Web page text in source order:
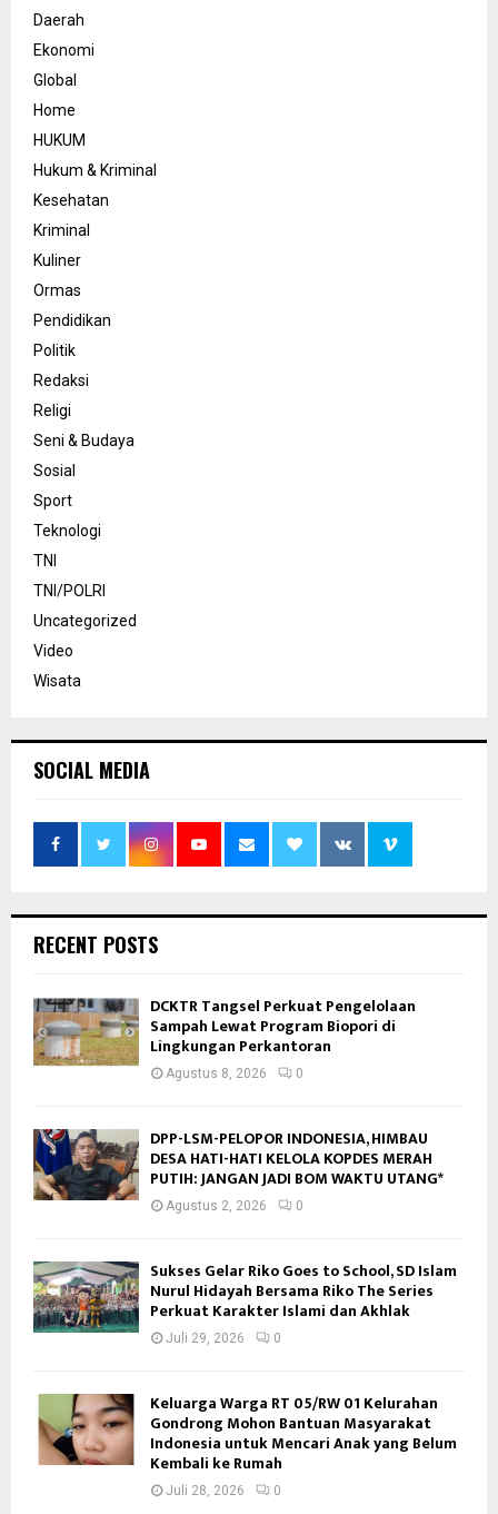
Daerah
Ekonomi
Global
Home
HUKUM
Hukum & Kriminal
Kesehatan
Kriminal
Kuliner
Ormas
Pendidikan
Politik
Redaksi
Religi
Seni & Budaya
Sosial
Sport
Teknologi
TNI
TNI/POLRI
Uncategorized
Video
Wisata
SOCIAL MEDIA
RECENT POSTS
DCKTR Tangsel Perkuat Pengelolaan
Sampah Lewat Program Biopori di
Lingkungan Perkantoran
Agustus 8, 2026 0
DPP-LSM-PELOPOR INDONESIA, HIMBAU
DESA HATI-HATI KELOLA KOPDES MERAH
PUTIH: JANGAN JADI BOM WAKTU UTANG*
Agustus 2, 2026 0
Sukses Gelar Riko Goes to School, SD Islam
Nurul Hidayah Bersama Riko The Series
Perkuat Karakter Islami dan Akhlak
Juli 29, 2026 0
Keluarga Warga RT 05/RW 01 Kelurahan
Gondrong Mohon Bantuan Masyarakat
Indonesia untuk Mencari Anak yang Belum
Kembali ke Rumah
Juli 28, 2026 0